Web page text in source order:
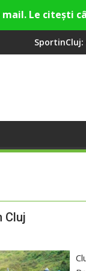
Cine este
Cluj